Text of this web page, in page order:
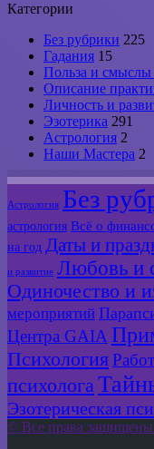
Категории
Без рубрики 225
Гадания 15
Польза и
Описание
Личность и
Эзотерика 291
Астрология 2
Наши Мастера 2
Астрология Без
астрология Всё о
на год Даты и
и развитие Любовь и
Одиночество и
мероприятий
Центра GAIA
Психология
психолога
Эзотерическая
© Все права защищены